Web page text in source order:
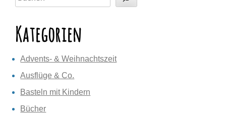
Kategorien
Advents- & Weihnachtszeit
Ausflüge & Co.
Basteln mit Kindern
Bücher